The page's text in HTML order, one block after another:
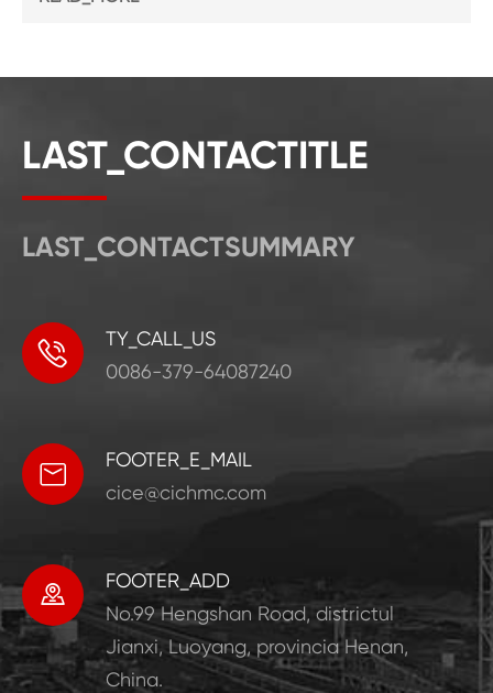
LAST_CONTACTITLE
LAST_CONTACTSUMMARY

TY_CALL_US
0086-379-64087240

FOOTER_E_MAIL
cice@cichmc.com

FOOTER_ADD
No.99 Hengshan Road, districtul
Jianxi, Luoyang, provincia Henan,
China.